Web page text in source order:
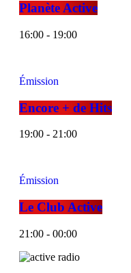
Planète Active
16:00 - 19:00
Émission
Encore + de Hits
19:00 - 21:00
Émission
Le Club Active
21:00 - 00:00